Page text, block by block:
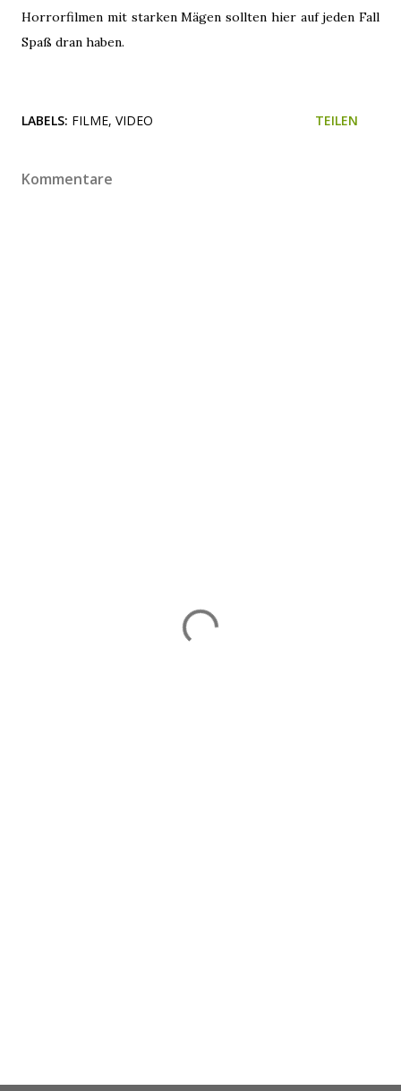
Horrorfilmen mit starken Mägen sollten hier auf jeden Fall
Spaß dran haben.
LABELS: FILME VIDEO TEILEN
Kommentare